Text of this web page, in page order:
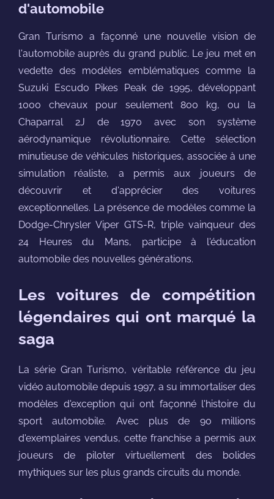
d'automobile
Gran Turismo a façonné une nouvelle vision de
l'automobile auprès du grand public. Le jeu met en
vedette des modèles emblématiques comme la
Suzuki Escudo Pikes Peak de 1995, développant
1000 chevaux pour seulement 800 kg, ou la
Chaparral 2J de 1970 avec son système
aérodynamique révolutionnaire. Cette sélection
minutieuse de véhicules historiques, associée à une
simulation réaliste, a permis aux joueurs de
découvrir et d'apprécier des voitures
exceptionnelles. La présence de modèles comme la
Dodge-Chrysler Viper GTS-R, triple vainqueur des
24 Heures du Mans, participe à l'éducation
automobile des nouvelles générations.
Les voitures de compétition
légendaires qui ont marqué la
saga
La série Gran Turismo, véritable référence du jeu
vidéo automobile depuis 1997, a su immortaliser des
modèles d'exception qui ont façonné l'histoire du
sport automobile. Avec plus de 90 millions
d'exemplaires vendus, cette franchise a permis aux
joueurs de piloter virtuellement des bolides
mythiques sur les plus grands circuits du monde.